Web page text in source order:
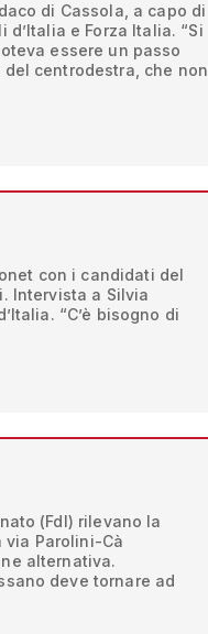
di Cassola, a capo di
e Forza Italia. “Si
essere un passo
centrodestra, che non
con i candidati del
Intervista a Silvia
“C’è bisogno di
(FdI) rilevano la
via Parolini-Cà
alternativa.
deve tornare ad